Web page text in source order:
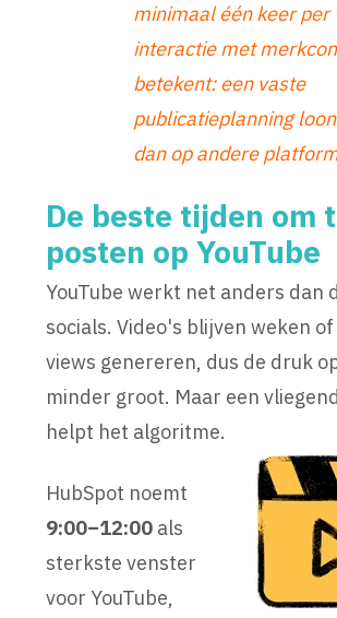
minimaal één keer per
interactie met
betekent: een vaste
publicatieplanning
dan op andere
De beste tijden om
posten op YouTube
YouTube werkt net anders dan
socials. Video's blijven weken
views genereren, dus de druk
minder groot. Maar een
helpt het algoritme.
HubSpot noemt
9:00–12:00als
sterkste venster
voor YouTube,